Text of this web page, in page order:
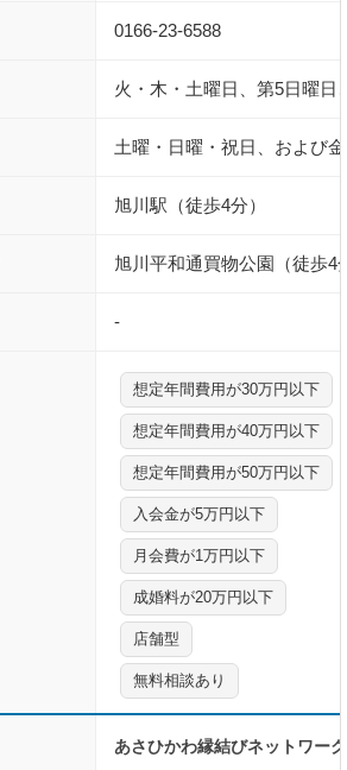
0166-23-6588
火・木・土曜日、第5日曜日
土曜・日曜・祝日、および
旭川駅（徒歩4分）
旭川平和通買物公園（徒歩4
-
想定年間費用が30万円以下
想定年間費用が40万円以下
想定年間費用が50万円以下
入会金が5万円以下
月会費が1万円以下
成婚料が20万円以下
店舗型
無料相談あり
あさひかわ縁結びネットワーク